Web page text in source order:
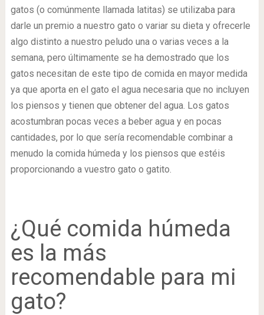
gatos (o comúnmente llamada latitas) se utilizaba para
darle un premio a nuestro gato o variar su dieta y ofrecerle
algo distinto a nuestro peludo una o varias veces a la
semana, pero últimamente se ha demostrado que los
gatos necesitan de este tipo de comida en mayor medida
ya que aporta en el gato el agua necesaria que no incluyen
los piensos y tienen que obtener del agua. Los gatos
acostumbran pocas veces a beber agua y en pocas
cantidades, por lo que sería recomendable combinar a
menudo la comida húmeda y los piensos que estéis
proporcionando a vuestro gato o gatito.
¿Qué comida húmeda
es la más
recomendable para mi
gato?